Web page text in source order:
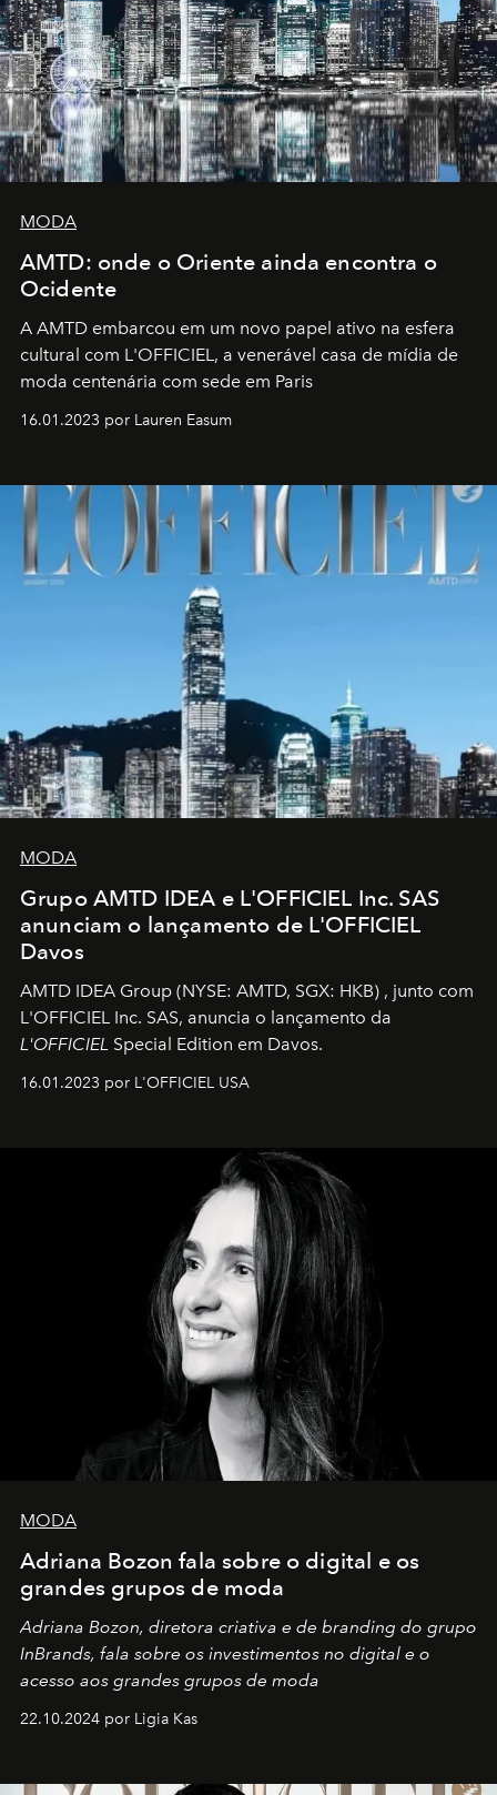
MODA
AMTD: onde o Oriente ainda encontra o
Ocidente
A AMTD embarcou em um novo papel ativo na esfera
cultural com L'OFFICIEL, a venerável casa de mídia de
moda centenária com sede em Paris
16.01.2023 por Lauren Easum
MODA
Grupo AMTD IDEA e L'OFFICIEL Inc. SAS
anunciam o lançamento de L'OFFICIEL
Davos
AMTD IDEA Group (NYSE: AMTD, SGX: HKB) , junto com
L'OFFICIEL Inc. SAS, anuncia o lançamento da
L'OFFICIEL Special Edition em Davos.
16.01.2023 por L'OFFICIEL USA
MODA
Adriana Bozon fala sobre o digital e os
grandes grupos de moda
Adriana Bozon, diretora criativa e de branding do grupo
InBrands, fala sobre os investimentos no digital e o
acesso aos grandes grupos de moda
22.10.2024 por Ligia Kas